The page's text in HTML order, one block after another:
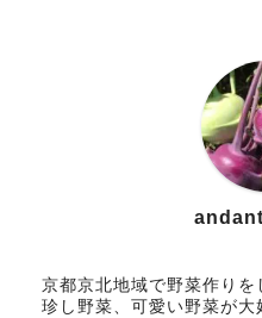
京都京北地域で野菜作りを
珍し野菜、可愛い野菜が大